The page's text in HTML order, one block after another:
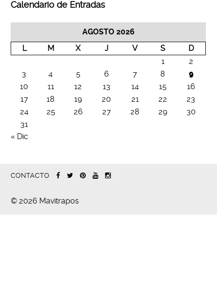
Calendario de Entradas
AGOSTO 2026
L
M X J V S
D
1
2
3
4 5 6 7 8
9
10
11 12 13 14 15
16
17
18 19 20 21 22
23
24
25 26 27 28 29
30
31
« Dic
CONTACTO
© 2026 Mavitrapos